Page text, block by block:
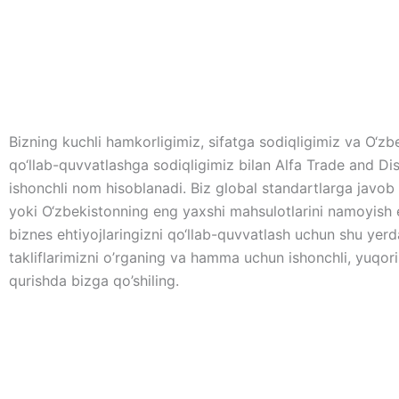
Bizning kuchli hamkorligimiz, sifatga sodiqligimiz va
qo‘llab-quvvatlashga sodiqligimiz bilan Alfa Trade and
ishonchli nom hisoblanadi. Biz global standartlarga
yoki O‘zbekistonning eng yaxshi mahsulotlarini
biznes ehtiyojlaringizni qo‘llab-quvvatlash uchun shu
takliflarimizni o’rganing va hamma uchun ishonchli,
qurishda bizga qo’shiling.